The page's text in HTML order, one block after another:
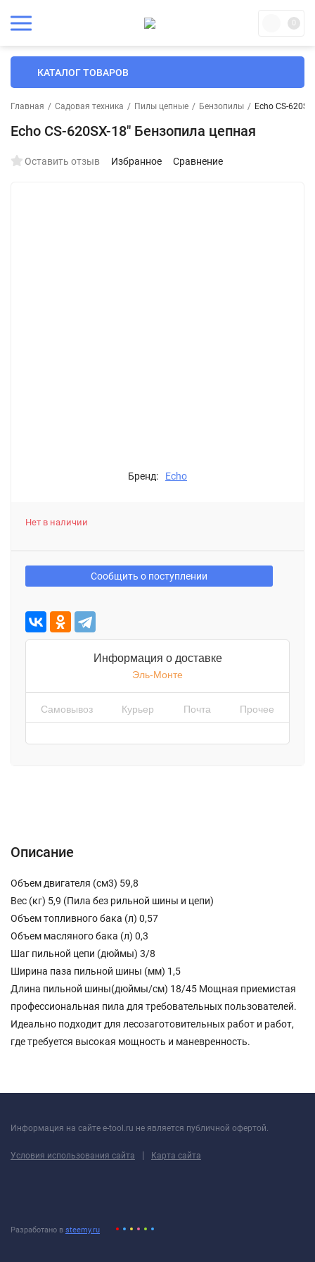
0
КАТАЛОГ ТОВАРОВ
Главная / Садовая техника / Пилы цепные / Бензопилы / Echo CS-
Echo CS-620SX-18" Бензопила цепная
Оставить отзыв Избранное Сравнение
Бренд: Echo
Нет в наличии
Сообщить о поступлении
Информация о доставке
Эль-Монте
Самовывоз Курьер Почта Прочее
Описание
Объем двигателя (см3) 59,8
Вес (кг) 5,9 (Пила без рильной шины и цепи)
Объем топливного бака (л) 0,57
Объем масляного бака (л) 0,3
Шаг пильной цепи (дюймы) 3/8
Ширина паза пильной шины (мм) 1,5
Длина пильной шины(дюймы/см) 18/45 Мощная приемистая
профессиональная пила для требовательных пользователей.
Идеально подходит для лесозаготовительных работ и работ,
где требуется высокая мощность и маневренность.
Информация на сайте e-tool.ru не является публичной офертой.
Условия использования сайта | Карта сайта
Разработано в steemy.ru